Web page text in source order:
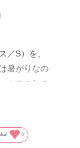
／S）を、
暑がりなの
ムモスなの
へ行ける。
色違いを買
0